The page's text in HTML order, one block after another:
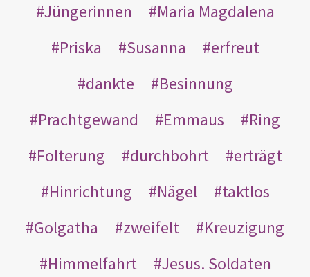
Jüngerinnen
Maria Magdalena
Priska
Susanna
erfreut
dankte
Besinnung
Prachtgewand
Emmaus
Ring
Folterung
durchbohrt
erträgt
Hinrichtung
Nägel
taktlos
Golgatha
zweifelt
Kreuzigung
Himmelfahrt
Jesus. Soldaten